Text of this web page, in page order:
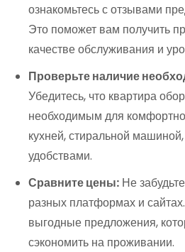
ознакомьтесь с отзывами
Это поможет вам получить
качестве обслуживания и
Проверьте наличие
Убедитесь, что квартира
необходимым для
кухней, стиральной
удобствами.
Сравните цены: Не
разных платформах и
выгодные предложения,
сэкономить на проживании.